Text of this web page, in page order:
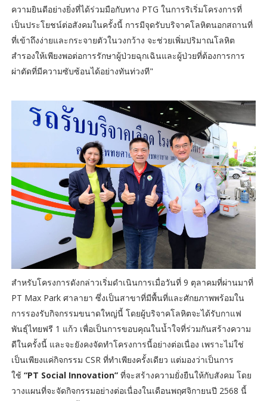
ความยินดีอย่างยิ่งที่ได้ร่วมมือกับทาง PTG ในการริเริ่มโครงการที่
เป็นประโยชน์ต่อสังคมในครั้งนี้ การมีจุดรับบริจาคโลหิตนอกสถานที่
ที่เข้าถึงง่ายและกระจายตัวในวงกว้าง จะช่วยเพิ่มปริมาณโลหิต
สำรองให้เพียงพอต่อการรักษาผู้ป่วยฉุกเฉินและผู้ป่วยที่ต้องการการ
ผ่าตัดที่มีความซับซ้อนได้อย่างทันท่วงที"
สำหรับโครงการดังกล่าวเริ่มดำเนินการเมื่อวันที่ 9 ตุลาคมที่ผ่านมาที่
PT Max Park ศาลายา ซึ่งเป็นสาขาที่มีพื้นที่และศักยภาพพร้อมใน
การรองรับกิจกรรมขนาดใหญ่นี้ โดยผู้บริจาคโลหิตจะได้รับกาแฟ
พันธุ์ไทยฟรี 1 แก้ว เพื่อเป็นการขอบคุณในน้ำใจที่ร่วมกันสร้างความ
ดีในครั้งนี้ และจะยังคงจัดทำโครงการนี้อย่างต่อเนื่อง เพราะไม่ใช่
เป็นเพียงแค่กิจกรรม CSR ที่ทำเพียงครั้งเดียว แต่มองว่าเป็นการ
ใช้“PT Social Innovation”ที่จะสร้างความยั่งยืนให้กับสังคม โดย
วางแผนที่จะจัดกิจกรรมอย่างต่อเนื่องในเดือนพฤศจิกายนปี 2568 นี้